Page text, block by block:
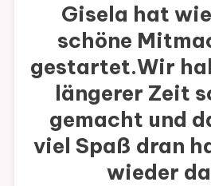
Gisela hat
schöne
gestartet.Wir
längerer Zeit
gemacht und
viel Spaß dran
wieder